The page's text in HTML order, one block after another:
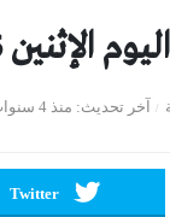
16-5-2022
آخر تحديث منذ 4 سنوات
Twitter